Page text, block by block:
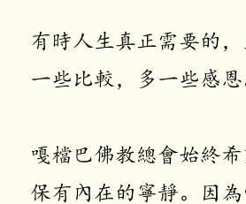
有時人生真正需要的
一些比較，多一些感恩
嘎檔巴佛教總會始終
保有內在的寧靜。因